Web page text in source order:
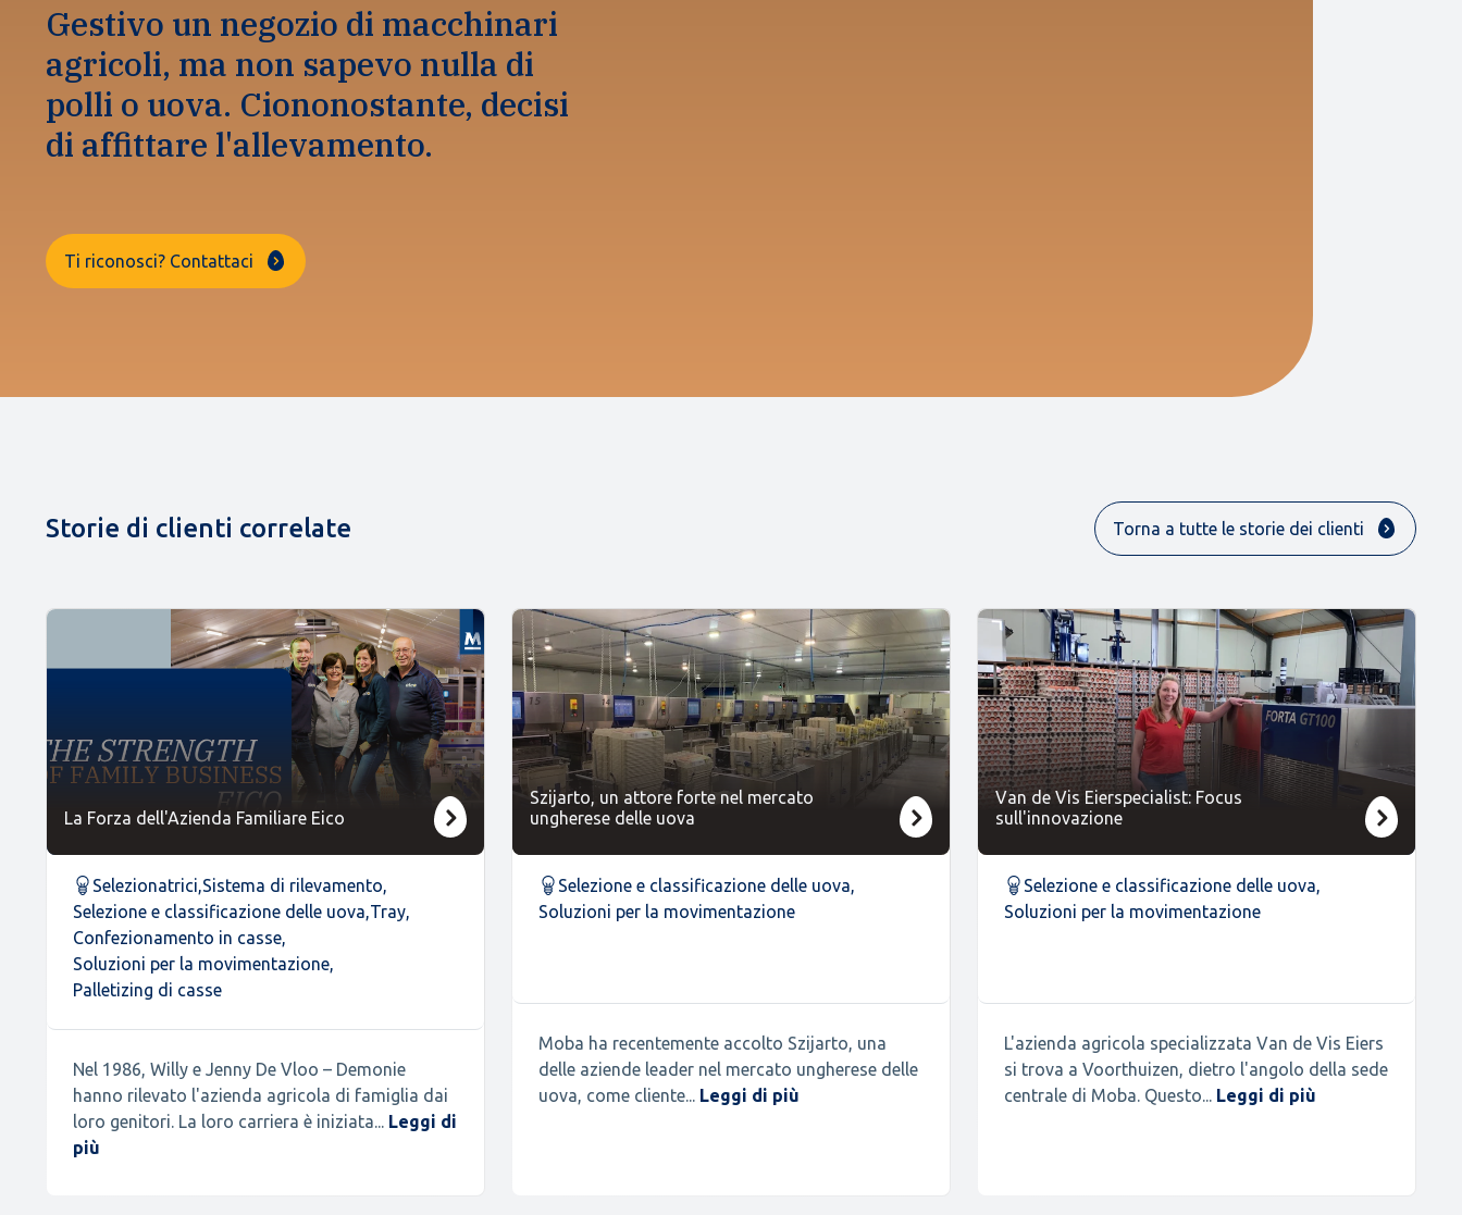
Gestivo un negozio di macchinari
agricoli, ma non sapevo nulla di
polli o uova. Ciononostante, decisi
di affittare l'allevamento.
Ti riconosci? Contattaci
Storie di clienti correlate Torna a tutte le storie dei clienti
La Forza dell'Azienda Familiare Eico
Selezionatrici,Sistema di rilevamento,
Selezione e classificazione delle uova,Tray,
Confezionamento in casse,
Soluzioni per la movimentazione,
Palletizing di casse
Nel 1986, Willy e Jenny De Vloo – Demonie
hanno rilevato l'azienda agricola di famiglia dai
loro genitori. La loro carriera è iniziata... Leggi di
più
Szijarto, un attore forte nel mercato
ungherese delle uova
Selezione e classificazione delle uova,
Soluzioni per la movimentazione
Moba ha recentemente accolto Szijarto, una
delle aziende leader nel mercato ungherese delle
uova, come cliente... Leggi di più
Van de Vis Eierspecialist: Focus
sull'innovazione
Selezione e classificazione delle uova,
Soluzioni per la movimentazione
L'azienda agricola specializzata Van de Vis Eiers
si trova a Voorthuizen, dietro l'angolo della sede
centrale di Moba. Questo... Leggi di più